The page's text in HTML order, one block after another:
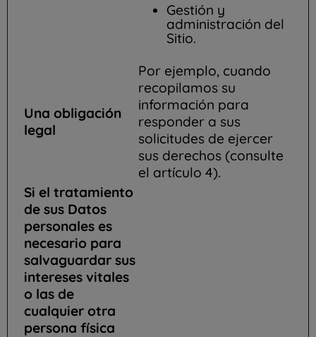
Gestión y
administración del
Sitio.
Una obligación
legal
Por ejemplo, cuando
recopilamos su
información para
responder a sus
solicitudes de ejercer
sus derechos (consulte
el artículo 4).
Si el tratamiento
de sus Datos
personales es
necesario para
salvaguardar sus
intereses vitales
o las de
cualquier otra
persona física